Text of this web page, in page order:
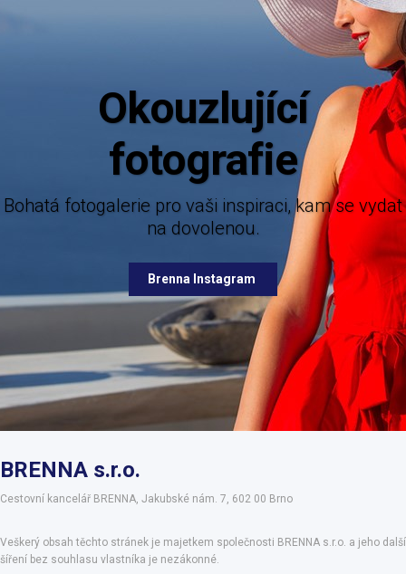
fotogalerie pro vaši inspiraci, kam se vydat
na dovolenou.
Brenna Instagram
Mějte dokonalý přehled o
nabízených
Brenna Facebook
BRENNA s.r.o.
Cestovní kancelář BRENNA, Jakubské nám. 7, 602 00 Brno
Veškerý obsah těchto stránek je majetkem společnosti BRENNA s.r.o. a jeho další
šíření bez souhlasu vlastníka je nezákonné.